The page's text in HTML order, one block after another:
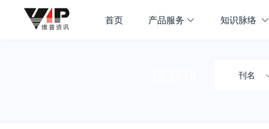
首页 产品服务 知识脉络
刊名